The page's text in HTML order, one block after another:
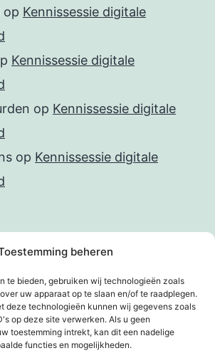
beheren
te bieden, gebruiken wij technologieën zoals
uw apparaat op te slaan en/of te raadplegen.
deze technologieën kunnen wij gegevens zoals
op deze site verwerken. Als u geen
toestemming intrekt, kan dit een nadelige
functies en mogelijkheden.
op Kennissessie digitale
Kennissessie digitale
op Kennissessie digitale
op Kennissessie digitale